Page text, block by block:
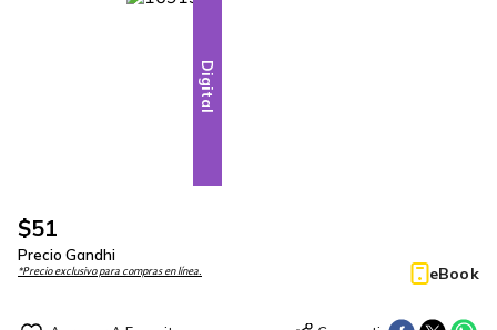
Digital
$51
Precio Gandhi
*Precio exclusivo para compras en línea. eBook